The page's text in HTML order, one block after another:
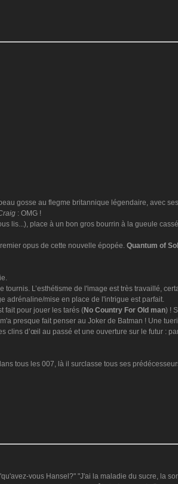
gosse au flegme britannique légendaire, avec
: OMG !
lis...), place à un bon gros bourrin à la gueule
opus de cette nouvelle épopée. Quantum of
L’esthétisme de l'image est très travaillé,
adrénaline/mise en place de l'intrigue est parfait.
fait pour jouer les tarés (No Country For Old man) !
presque fait penser au Joker de Batman ! Une
clins d’œil au passé et une ouverture sur le futur :
tous les 007, là il surclasse tous ses
vous Hansel?" "J'ai la maladie du sucre, la